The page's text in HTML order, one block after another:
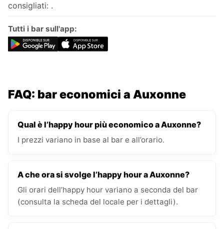
consigliati: .
Tutti i bar sull'app:
FAQ: bar economici a Auxonne
Qual è l’happy hour più economico a Auxonne?
I prezzi variano in base al bar e all’orario.
A che ora si svolge l’happy hour a Auxonne?
Gli orari dell’happy hour variano a seconda del bar
(consulta la scheda del locale per i dettagli).